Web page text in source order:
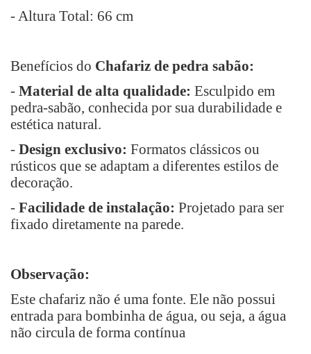
- Altura Total: 66 cm
Benefícios do Chafariz de pedra sabão:
- Material de alta qualidade: Esculpido em
pedra-sabão, conhecida por sua durabilidade e
estética natural.
- Design exclusivo: Formatos clássicos ou
rústicos que se adaptam a diferentes estilos de
decoração.
- Facilidade de instalação: Projetado para ser
fixado diretamente na parede.
Observação:
Este chafariz não é uma fonte. Ele não possui
entrada para bombinha de água, ou seja, a água
não circula de forma contínua